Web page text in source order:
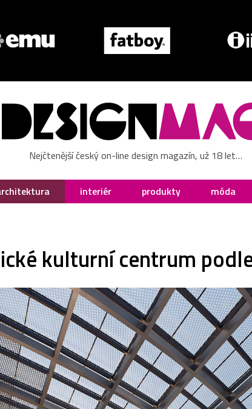
Nejčtenější český on-line design magazín, už 18 let…
interiér produkty móda
kulturní centrum